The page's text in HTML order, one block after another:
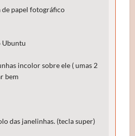
papel fotográfico
Ubuntu
incolor sobre ele ( umas 2
bem
das janelinhas. (tecla super)